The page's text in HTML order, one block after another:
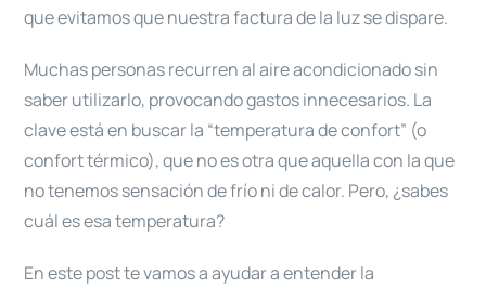
que evitamos que nuestra factura de la luz se dispare.
Muchas personas recurren al aire acondicionado sin
saber utilizarlo, provocando gastos innecesarios. La
clave está en buscar la “temperatura de confort” (o
confort térmico), que no es otra que aquella con la que
no tenemos sensación de frío ni de calor. Pero, ¿sabes
cuál es esa temperatura?
En este post te vamos a ayudar a entender la